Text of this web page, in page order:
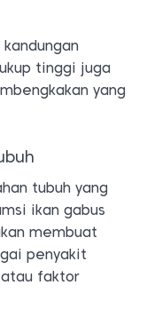
tinggi juga
yang
tubuh yang
ikan gabus
membuat
penyakit
faktor